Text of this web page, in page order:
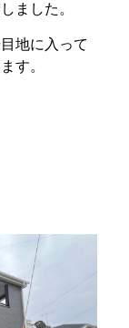
ました。
地に入って
す。